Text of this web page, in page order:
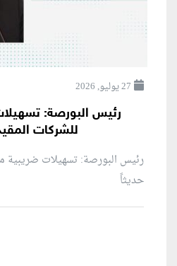
27 يوليو, 2026
رئيس البورصة:
للشركات
رئيس البورصة: تسهيلات ضريبية
حديثاً